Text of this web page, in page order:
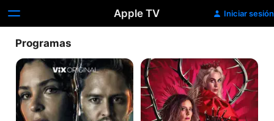
Apple TV Iniciar sesión
Programas
Ella
camina
sola
La
Liberación